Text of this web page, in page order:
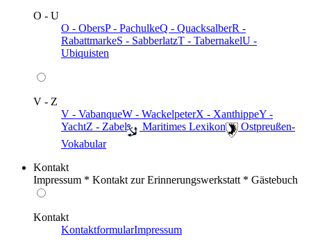
O - U
O - ObersP - PachulkeQ - QuacksalberR -
RabattmarkeS - SabberlatzT - TabernakelU -
Ubiquisten
V - Z
V - VabanqueW - WackelpeterX - XanthippeY -
YachtZ - Zabel ️ Maritimes Lexikon
️ Ostpreußen-
Vokabular
Kontakt
Impressum * Kontakt zur Erinnerungswerkstatt * Gästebuch
Kontakt
KontaktformularImpressum